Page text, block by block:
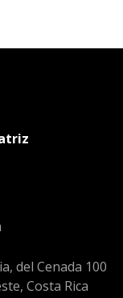
del Cenada 100
Costa Rica